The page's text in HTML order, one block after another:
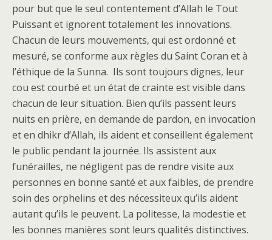
pour but que le seul contentement d’Allah le Tout
Puissant et ignorent totalement les innovations.
Chacun de leurs mouvements, qui est ordonné et
mesuré, se conforme aux règles du Saint Coran et à
l’éthique de la Sunna. Ils sont toujours dignes, leur
cou est courbé et un état de crainte est visible dans
chacun de leur situation. Bien qu’ils passent leurs
nuits en prière, en demande de pardon, en invocation
et en dhikr d’Allah, ils aident et conseillent également
le public pendant la journée. Ils assistent aux
funérailles, ne négligent pas de rendre visite aux
personnes en bonne santé et aux faibles, de prendre
soin des orphelins et des nécessiteux qu’ils aident
autant qu’ils le peuvent. La politesse, la modestie et
les bonnes manières sont leurs qualités distinctives.